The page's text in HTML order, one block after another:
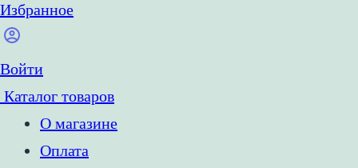
Избранное
Войти
Каталог товаров
О магазине
Оплата